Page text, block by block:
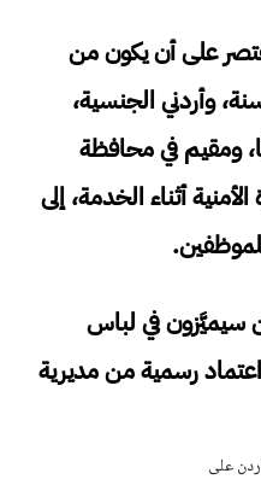
على أن يكون من
الفئة العمرية 18–50 سنة، وأردني الجنسية،
ومقيم في محافظة
أثناء الخدمة، إلى
سيميَّزون في لباس
رسمية من مديرية
على